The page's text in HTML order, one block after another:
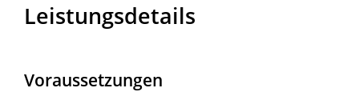
Leistungsdetails
Voraussetzungen